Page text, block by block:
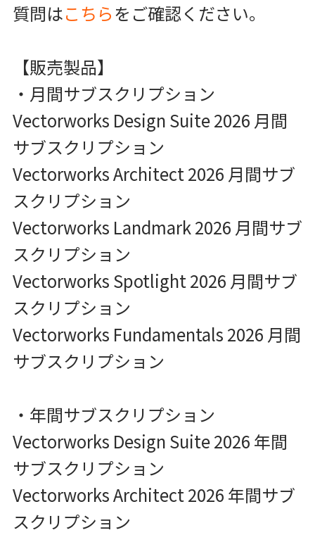
質問はこちらをご確認ください。
【販売製品】
・月間サブスクリプション
Vectorworks Design Suite 2026 月間
サブスクリプション
Vectorworks Architect 2026 月間サブ
スクリプション
Vectorworks Landmark 2026 月間サブ
スクリプション
Vectorworks Spotlight 2026 月間サブ
スクリプション
Vectorworks Fundamentals 2026 月間
サブスクリプション
・年間サブスクリプション
Vectorworks Design Suite 2026 年間
サブスクリプション
Vectorworks Architect 2026 年間サブ
スクリプション